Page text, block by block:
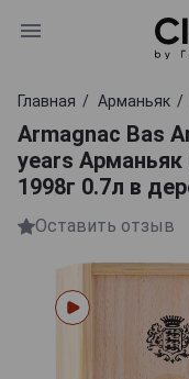
Главная Арманьяк
Armagnac Bas
years
1998г 0.7л в
Оставить отзыв